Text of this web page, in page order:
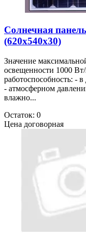
Солнечная
(620х540х30)
Значение
освещенности 1000
работоспособность: -
- атмосферном
влажно...
Остаток: 0
Цена договорная